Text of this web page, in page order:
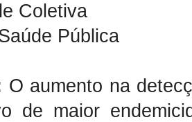
Coletiva
Pública
O aumento na
de maior